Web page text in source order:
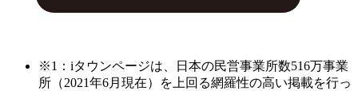
※1：iタウンページは、日本の民営事業所数516万事業
所（2021年6月現在）を上回る網羅性の高い掲載を行っ